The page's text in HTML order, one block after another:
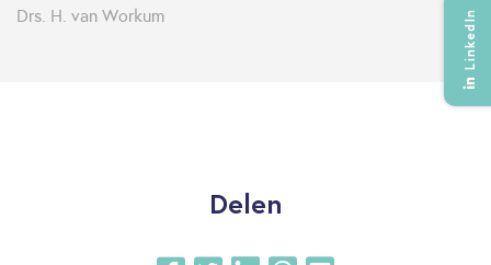
LinkedIn
Drs. H. van Workum
Delen